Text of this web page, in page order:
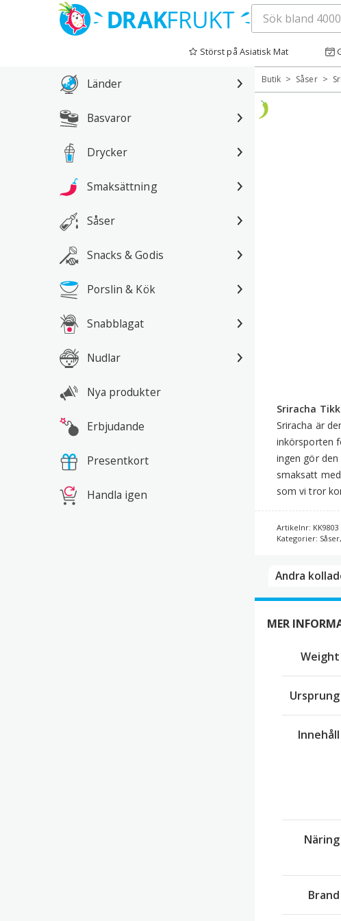
Hoppa
Störst på Asiatisk Mat
Länder
Basvaror
Drycker
Smaksättning
Såser
Snacks & Godis
Porslin & Kök
Snabblagat
Nudlar
Nya produkter
Erbjudande
Presentkort
Handla igen
Butik > Såser >
Sriracha
Sriracha är
inkörsporten
ingen gör
smaksatt
som vi tror
Artikelnr: KK9803
Kategorier: Såser,
Andra
MER
Weight
Ursprung
Innehåll
Näring
Brand